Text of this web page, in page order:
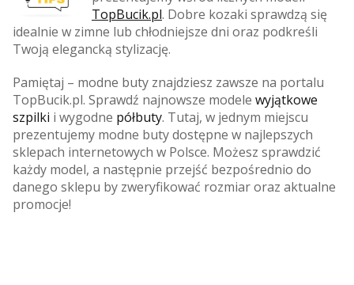
TopBucik.pl. Dobre kozaki sprawdzą się
idealnie w zimne lub chłodniejsze dni oraz podkreśli
Twoją elegancką stylizację.
Pamiętaj – modne buty znajdziesz zawsze na portalu
TopBucik.pl. Sprawdź najnowsze modele wyjątkowe
szpilki i wygodne półbuty. Tutaj, w jednym miejscu
prezentujemy modne buty dostępne w najlepszych
sklepach internetowych w Polsce. Możesz sprawdzić
każdy model, a następnie przejść bezpośrednio do
danego sklepu by zweryfikować rozmiar oraz aktualne
promocje!